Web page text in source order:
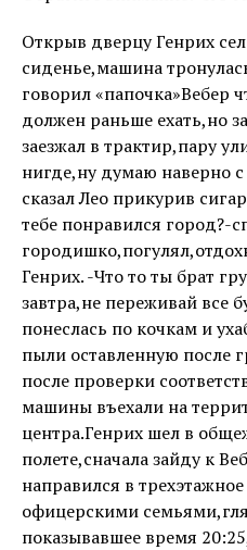
Открыв дверцу Генрих
сиденье,машина
говорил «папочка»Вебер
должен раньше ехать,но
заезжал в трактир,пару
нигде,ну думаю наверно
сказал Лео прикурив
тебе понравился город?-
Генрих. -Что то ты брат
завтра,не переживай все
понеслась по кочкам и
пыли оставленную после
после проверки
машины въехали на
центра.Генрих шел в
полете,сначала зайду к
направился в
офицерскими
показывавшее время